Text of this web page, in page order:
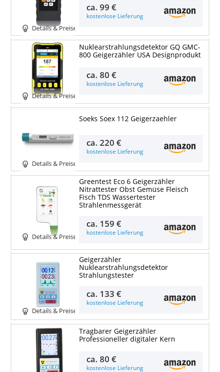
Details & Preise
ca.99 €
kostenlose Lieferung
Details & Preise
Nuklearstrahlungsdetektor GQ GMC-
800 Geigerzähler USA Designprodukt
ca.80 €
kostenlose Lieferung
Details & Preise
Soeks Soex 112 Geigerzaehler
ca.220 €
kostenlose Lieferung
Details & Preise
Greentest Eco 6 Geigerzähler
Nitrattester Obst Gemüse Fleisch
Fisch TDS Wassertester
Strahlenmessgerät
ca. 159 €
kostenlose Lieferung
Details & Preise
Geigerzähler
Nuklearstrahlungsdetektor
Strahlungstester
ca. 133 €
kostenlose Lieferung
Tragbarer Geigerzähler
Professioneller digitaler Kern
ca.80 €
kostenlose Lieferung